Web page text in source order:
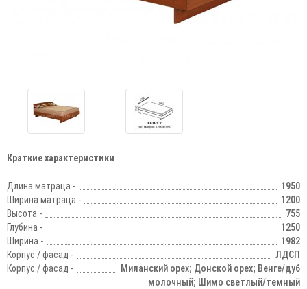
Краткие характеристики
Длина матраца -
1950
Ширина матраца -
1200
Высота -
755
Глубина -
1250
Ширина -
1982
Корпус / фасад -
ЛДСП
Корпус / фасад -
Миланский орех; Донской орех; Венге/дуб
молочный; Шимо светлый/темный